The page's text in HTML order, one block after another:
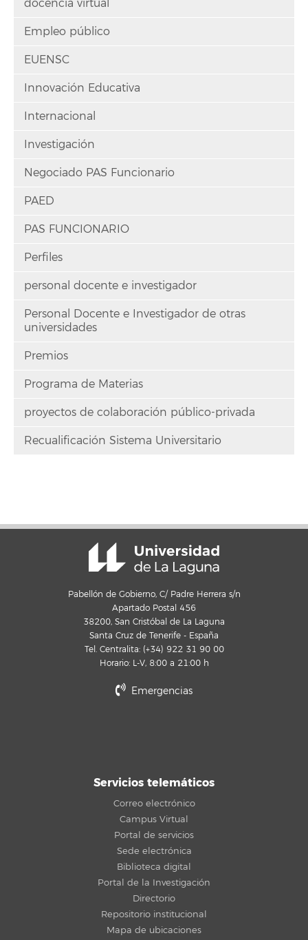
docencia virtual
Empleo público
EUENSC
Innovación Educativa
Internacional
Investigación
Negociado PAS Funcionario
PAED
PAS FUNCIONARIO
Perfiles
personal docente e investigador
Personal Docente e Investigador de otras
universidades
Premios
Programa de Materias
proyectos de colaboración público-privada
Recualificación Sistema Universitario
Pabellón de Gobierno, C/ Padre Herrera s/n
Apartado Postal 456
38200, San Cristóbal de La Laguna
Santa Cruz de Tenerife - España
Tel. Centralita: (+34) 922 31 90 00
Horario: L-V, 8:00 a 21:00 h
Emergencias
Servicios telemáticos
Correo electrónico
Campus Virtual
Portal de servicios
Sede electrónica
Biblioteca digital
Portal de la Investigación
Directorio
Repositorio institucional
Mapa de ubicaciones